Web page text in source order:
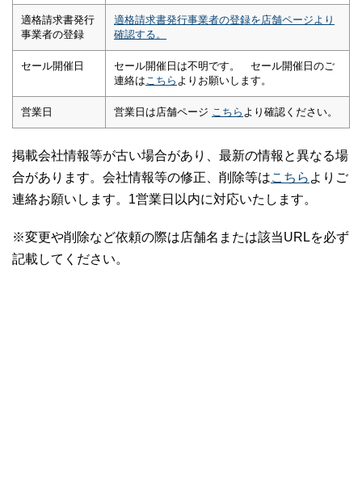
適格請求書発行
事業者の登録
適格請求書発行事業者の登録を店舗ページより
確認する。
セール開催日
セール開催日は不明です。 セール開催日のご
連絡は こちら よりお願いします。
営業日 営業日は店舗ページ こちら より確認ください。
掲載会社情報等が古い場合があり、最新の情報と異なる場
合があります。会社情報等の修正、削除等はこちら よりご
連絡お願いします。1営業日以内に対応いたします。
※変更や削除など依頼の際は店舗名または該当URLを必ず
記載してください。